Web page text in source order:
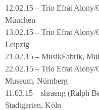
12.02.15 – Trio Efrat
München
13.02.15 – Trio Efrat
Leipzig
21.02.15 – MusikFabrik,
22.02.15 – Trio Efrat
Museum, Nürnberg
11.03.15 – shraeng (Ralph
Stadtgarten, Köln